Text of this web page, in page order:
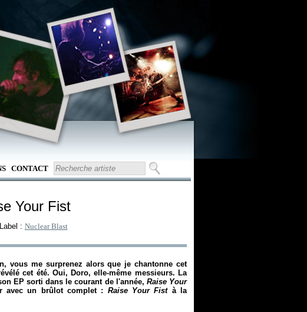
CONTACT
Your Fist
: Nuclear Blast
vous me surprenez alors que je chantonne cet
cet été. Oui, Doro, elle-même messieurs. La
EP sorti dans le courant de l'année, Raise Your
avec un brûlot complet : Raise Your Fistà la